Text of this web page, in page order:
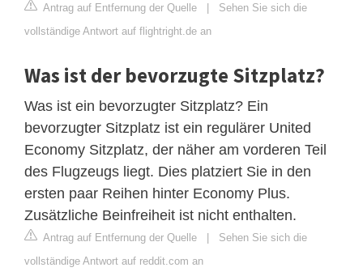
Antrag auf Entfernung der Quelle | Sehen Sie sich die
vollständige Antwort auf flightright.de an
Was ist der bevorzugte Sitzplatz?
Was ist ein bevorzugter Sitzplatz? Ein
bevorzugter Sitzplatz ist ein regulärer United
Economy Sitzplatz, der näher am vorderen Teil
des Flugzeugs liegt. Dies platziert Sie in den
ersten paar Reihen hinter Economy Plus.
Zusätzliche Beinfreiheit ist nicht enthalten.
Antrag auf Entfernung der Quelle | Sehen Sie sich die
vollständige Antwort auf reddit.com an